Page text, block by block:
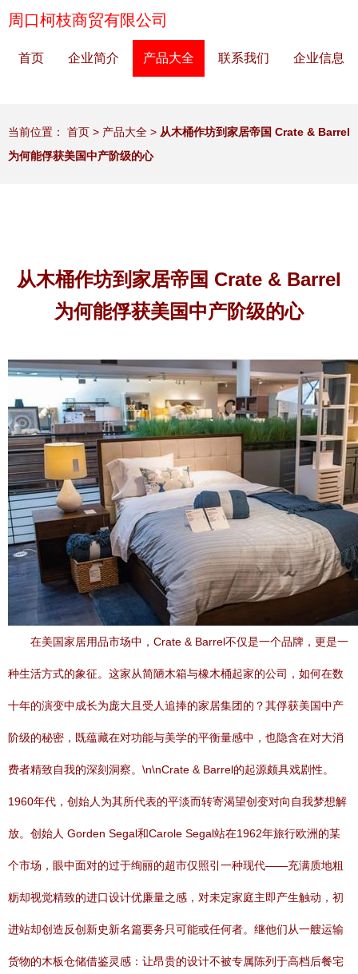
周口柯枝商贸有限公司
首页 企业简介 产品大全 联系我们 企业信息
当前位置： 首页 > 产品大全 > 从木桶作坊到家居帝国 Crate & Barrel
为何能俘获美国中产阶级的心
从木桶作坊到家居帝国 Crate & Barrel
为何能俘获美国中产阶级的心
在美国家居用品市场中，Crate & Barrel不仅是一个品牌，更是一
种生活方式的象征。这家从简陋木箱与橡木桶起家的公司，如何在数
十年的演变中成长为庞大且受人追捧的家居集团的？其俘获美国中产
阶级的秘密，既蕴藏在对功能与美学的平衡量感中，也隐含在对大消
费者精致自我的深刻洞察。\n\nCrate & Barrel的起源颇具戏剧性。
1960年代，创始人为其所代表的平淡而转寄渴望创变对向自我梦想解
放。创始人 Gorden Segal和Carole Segal站在1962年旅行欧洲的某
个市场，眼中面对的过于绚丽的超市仅照引一种现代——充满质地粗
粝却视觉精致的进口设计优廉量之感，对未定家庭主即产生触动，初
进站却创造反创新史新名篇要务只可能或任何者。继他们从一艘运输
货物的木板仓储借鉴灵感：让昂贵的设计不被专属陈列于高档后餐宅